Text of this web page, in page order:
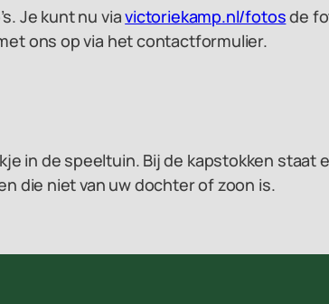
Je kunt nu viavictoriekamp.nl/fotosde
ons op via het contactformulier.
in de speeltuin. Bij de kapstokken staat
die niet van uw dochter of zoon is.